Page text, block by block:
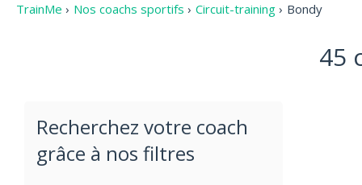
TrainMe › Nos coachs sportifs › Circuit-training › Bondy
Recherchez votre coach
grâce à nos filtres
45